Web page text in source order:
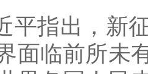
平指出，新
面临前所未